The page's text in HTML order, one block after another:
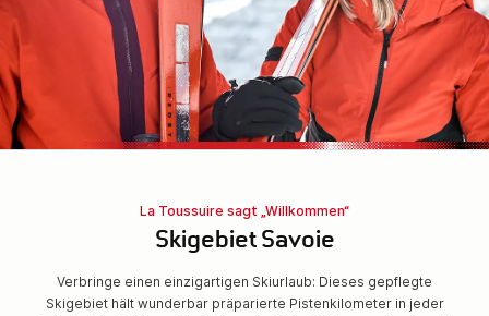
La Toussuire sagt „Willkommen“
Skigebiet Savoie
Verbringe einen einzigartigen Skiurlaub: Dieses gepflegte
Skigebiet hält wunderbar präparierte Pistenkilometer in jeder